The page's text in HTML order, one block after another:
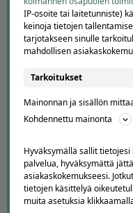
APUA JA
Peruuta tilaus
Asiakaspalvelu
Kuinka Offerilla
Suosittele
TUTUSTU
IP-osoite tai laitetunniste)
keinoja tietojen
tarjotakseen sinulle
mahdollisen
Tarkoitukset
Mainonnan ja sisällön
Kohdennettu mainonta
Hyväksymällä sallit
palvelua, hyväksymättä
asiakaskokemukseesi.
tietojen käsittelyä
muita asetuksia